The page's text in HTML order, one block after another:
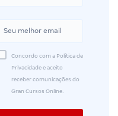
Concordo com a Política de
Privacidade e aceito
receber comunicações do
Gran Cursos Online.